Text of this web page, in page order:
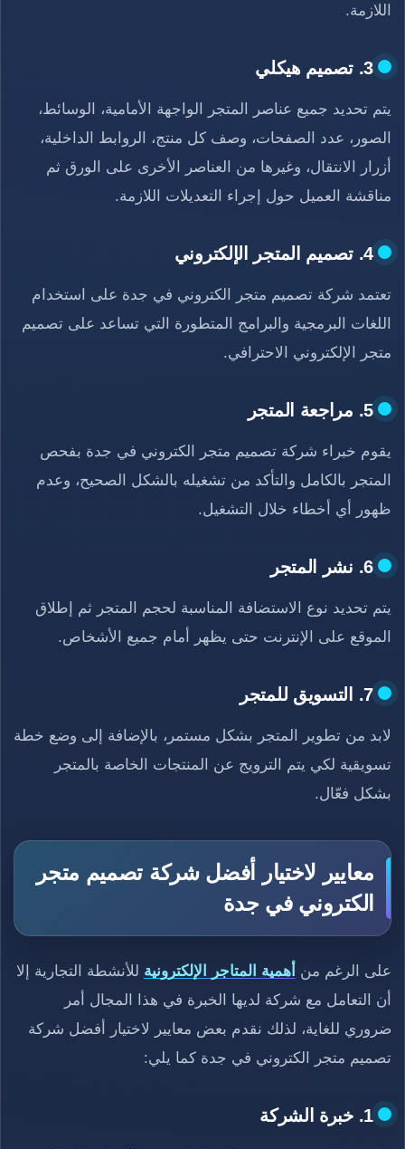
اللازمة.
3. تصميم هيكلي
يتم تحديد جميع عناصر المتجر الواجهة الأمامية، الوسائط،
الصور، عدد الصفحات، وصف كل منتج، الروابط الداخلية،
أزرار الانتقال، وغيرها من العناصر الأخرى على الورق ثم
مناقشة العميل حول إجراء التعديلات اللازمة.
4. تصميم المتجر الإلكتروني
تعتمد شركة تصميم متجر الكتروني في جدة على استخدام
اللغات البرمجية والبرامج المتطورة التي تساعد على تصميم
متجر الإلكتروني الاحترافي.
5. مراجعة المتجر
يقوم خبراء شركة تصميم متجر الكتروني في جدة بفحص
المتجر بالكامل والتأكد من تشغيله بالشكل الصحيح، وعدم
ظهور أي أخطاء خلال التشغيل.
6. نشر المتجر
يتم تحديد نوع الاستضافة المناسبة لحجم المتجر ثم إطلاق
الموقع على الإنترنت حتى يظهر أمام جميع الأشخاص.
7. التسويق للمتجر
لابد من تطوير المتجر بشكل مستمر، بالإضافة إلى وضع خطة
تسويقية لكي يتم الترويج عن المنتجات الخاصة بالمتجر
بشكل فعّال.
معايير لاختيار أفضل شركة تصميم متجر
الكتروني في جدة
على الرغم من أهمية المتاجر الإلكترونية للأنشطة التجارية إلا
أن التعامل مع شركة لديها الخبرة في هذا المجال أمر
ضروري للغاية، لذلك نقدم بعض معايير لاختيار أفضل شركة
تصميم متجر الكتروني في جدة كما يلي:
1. خبرة الشركة